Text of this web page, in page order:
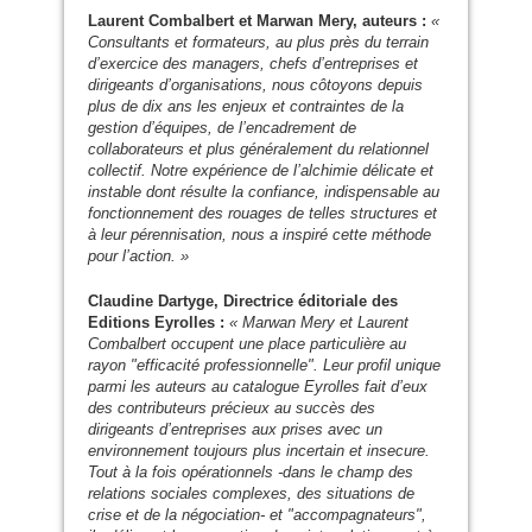
Laurent Combalbert et Marwan Mery, auteurs : «
Consultants et formateurs, au plus près du terrain
d’exercice des managers, chefs d’entreprises et
dirigeants d’organisations, nous côtoyons depuis
plus de dix ans les enjeux et contraintes de la
gestion d’équipes, de l’encadrement de
collaborateurs et plus généralement du relationnel
collectif. Notre expérience de l’alchimie délicate et
instable dont résulte la confiance, indispensable au
fonctionnement des rouages de telles structures et
à leur pérennisation, nous a inspiré cette méthode
pour l’action. »
Claudine Dartyge, Directrice éditoriale des
Editions Eyrolles : « Marwan Mery et Laurent
Combalbert occupent une place particulière au
rayon "efficacité professionnelle". Leur profil unique
parmi les auteurs au catalogue Eyrolles fait d’eux
des contributeurs précieux au succès des
dirigeants d’entreprises aux prises avec un
environnement toujours plus incertain et insecure.
Tout à la fois opérationnels -dans le champ des
relations sociales complexes, des situations de
crise et de la négociation- et "accompagnateurs",